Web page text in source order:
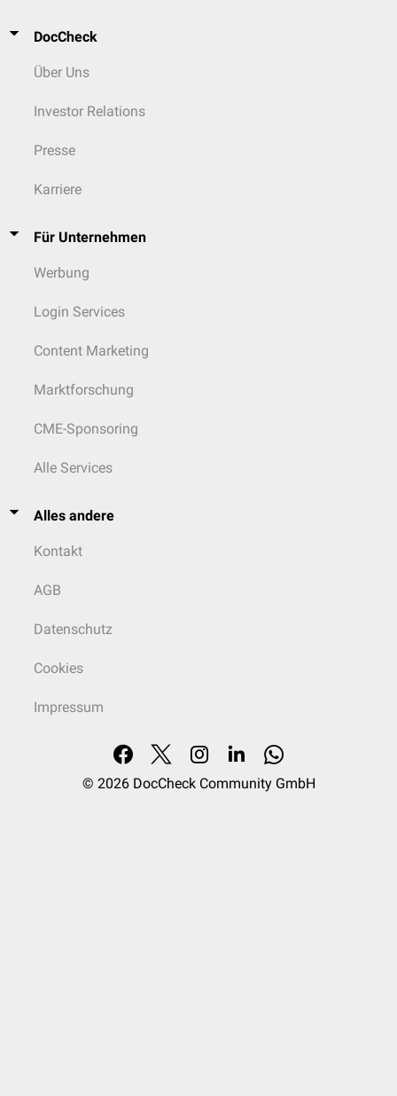
DocCheck
Über Uns
Investor Relations
Presse
Karriere
Für Unternehmen
Werbung
Login Services
Content Marketing
Marktforschung
CME-Sponsoring
Alle Services
Alles andere
Kontakt
AGB
Datenschutz
Cookies
Impressum
© 2026 DocCheck Community GmbH